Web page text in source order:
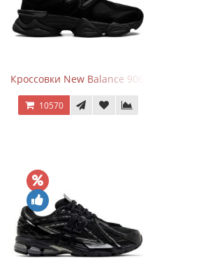
Кроссовки New Balance 9060 Triple Black
10570